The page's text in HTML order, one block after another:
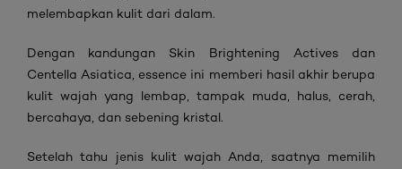
melembapkan kulit dari dalam.
Dengan kandungan Skin Brightening Actives dan
Centella Asiatica, essence ini memberi hasil akhir berupa
kulit wajah yang lembap, tampak muda, halus, cerah,
bercahaya, dan sebening kristal.
Setelah tahu jenis kulit wajah Anda, saatnya memilih